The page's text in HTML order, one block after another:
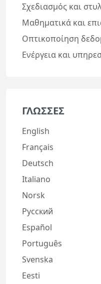
Σχεδιασμός και
Μαθηματικά και
Οπτικοποίηση
Ενέργεια και
ΓΛΏΣΣΕΣ
English
Français
Deutsch
Italiano
Norsk
Русский
Español
Português
Svenska
Eesti